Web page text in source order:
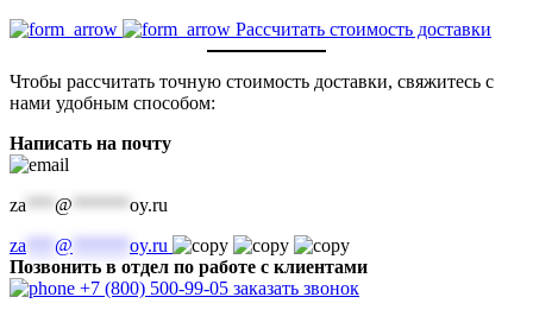
Рассчитать стоимость доставки
Чтобы рассчитать точную стоимость доставки, свяжитесь с
нами удобным способом:
Написать на почту
za @
oy.ru
za
@
oy.ru
Позвонить в отдел по работе с клиентами
+7 (800) 500-99-05 заказать звонок